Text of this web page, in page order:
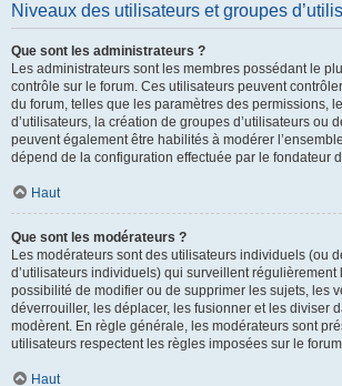
Niveaux des utilisateurs et groupes
Que sont les administrateurs ?
Les administrateurs sont les membres possédant le
contrôle sur le forum. Ces utilisateurs peuvent
du forum, telles que les paramètres des permissions,
d’utilisateurs, la création de groupes d’utilisateurs ou
peuvent également être habilités à modérer
dépend de la configuration effectuée par le fondateur
Haut
Que sont les modérateurs ?
Les modérateurs sont des utilisateurs individuels (ou
d’utilisateurs individuels) qui surveillent régulièrement
possibilité de modifier ou de supprimer les sujets, les
déverrouiller, les déplacer, les fusionner et les diviser
modèrent. En règle générale, les modérateurs sont
utilisateurs respectent les règles imposées sur le
Haut